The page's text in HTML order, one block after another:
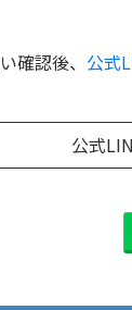
確認後、 公式
公式